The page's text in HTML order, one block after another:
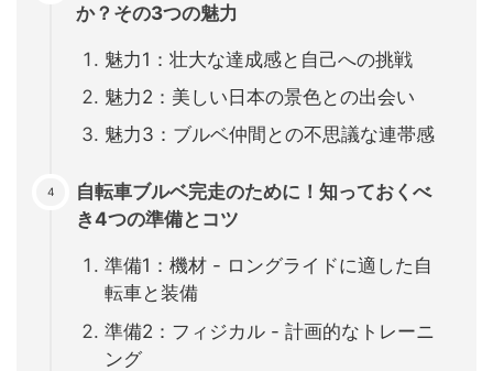
か？その3つの魅力
魅力1：壮大な達成感と自己への挑戦
魅力2：美しい日本の景色との出会い
魅力3：ブルベ仲間との不思議な連帯感
自転車ブルベ完走のために！知っておくべ
き4つの準備とコツ
準備1：機材 - ロングライドに適した自
転車と装備
準備2：フィジカル - 計画的なトレーニ
ング